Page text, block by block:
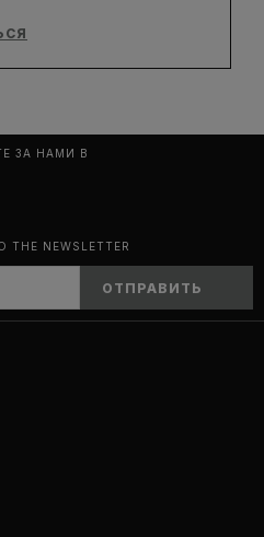
ЗА НАМИ В
THE NEWSLETTER
ОТПРАВИТЬ